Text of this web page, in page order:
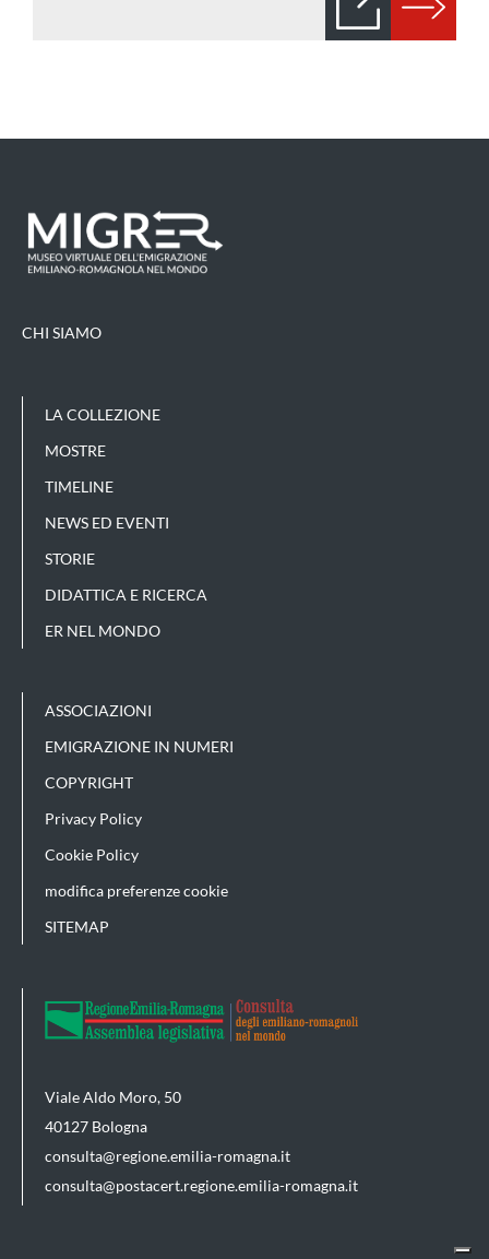
CHI SIAMO
LA COLLEZIONE
MOSTRE
TIMELINE
NEWS ED EVENTI
STORIE
DIDATTICA E RICERCA
ER NEL MONDO
ASSOCIAZIONI
EMIGRAZIONE IN NUMERI
COPYRIGHT
Privacy Policy
Cookie Policy
modifica preferenze cookie
SITEMAP
Viale Aldo Moro, 50
40127 Bologna
consulta@regione.emilia-romagna.it
consulta@postacert.regione.emilia-romagna.it